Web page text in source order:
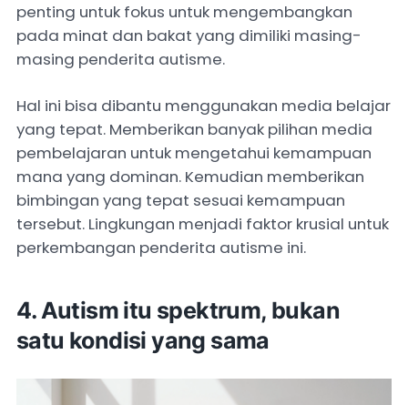
penting untuk fokus untuk mengembangkan
pada minat dan bakat yang dimiliki masing-
masing penderita autisme.
Hal ini bisa dibantu menggunakan media belajar
yang tepat. Memberikan banyak pilihan media
pembelajaran untuk mengetahui kemampuan
mana yang dominan. Kemudian memberikan
bimbingan yang tepat sesuai kemampuan
tersebut. Lingkungan menjadi faktor krusial untuk
perkembangan penderita autisme ini.
4. ⁠Autism itu spektrum, bukan
satu kondisi yang sama